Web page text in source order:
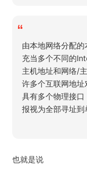
“
由本地网络分配
充当多个不同的
主机地址和网络/
许多个互联网地
具有多个物理接
报视为全部寻址到
也就是说